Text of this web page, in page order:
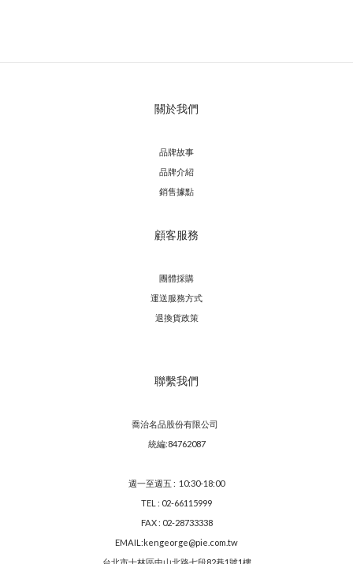
關於我們
品牌故事
品牌介紹
銷售據點
顧客服務
團體採購
運送服務方式
退換貨政策
聯繫我們
喬治名品股份有限公司
統編:84762087
週一至週五 : 10:30-18:00
TEL : 02-66115999
FAX : 02-28733338
EMAIL:kengeorge@pie.com.tw